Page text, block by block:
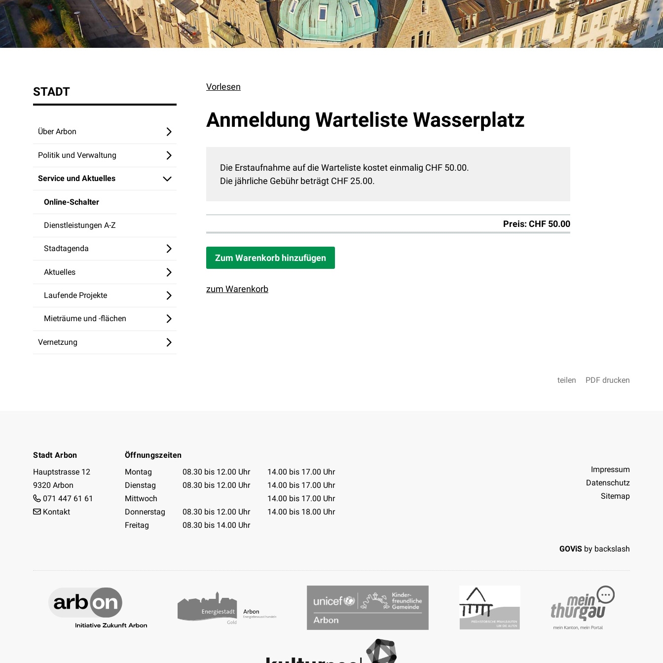
Vorlesen
Anmeldung Warteliste Wasserplatz
Die Erstaufnahme auf die Warteliste kostet einmalig CHF 50.00.
Die jährliche Gebühr beträgt CHF 25.00.
Preis: CHF 50.00
Zum Warenkorb hinzufügen
zum Warenkorb
STADT
Über Arbon
Politik und Verwaltung
Service und Aktuelles
Online-Schalter
Dienstleistungen A-Z
Stadtagenda
Aktuelles
Laufende Projekte
Mieträume und -flächen
Vernetzung
teilen PDF drucken
Stadt Arbon
Hauptstrasse 12
9320 Arbon
071 447 61 61
Kontakt
Öffnungszeiten
Öffnungszeiten Tabelle
Montag 08.30 bis 12.00 Uhr
14.00 bis 17.00 Uhr
Dienstag
08.30 bis 12.00 Uhr
14.00 bis 17.00 Uhr
Mittwoch
14.00 bis 17.00 Uhr
Donnerstag
08.30 bis 12.00 Uhr
14.00 bis 18.00 Uhr
Freitag
08.30 bis 14.00 Uhr
Impressum
Datenschutz
Sitemap
GOViSby backslash